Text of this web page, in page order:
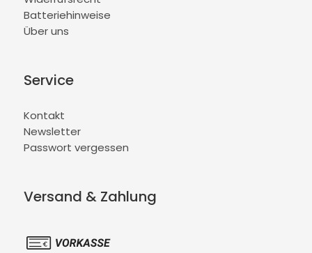
Batteriehinweise
Über uns
Service
Kontakt
Newsletter
Passwort vergessen
Versand & Zahlung